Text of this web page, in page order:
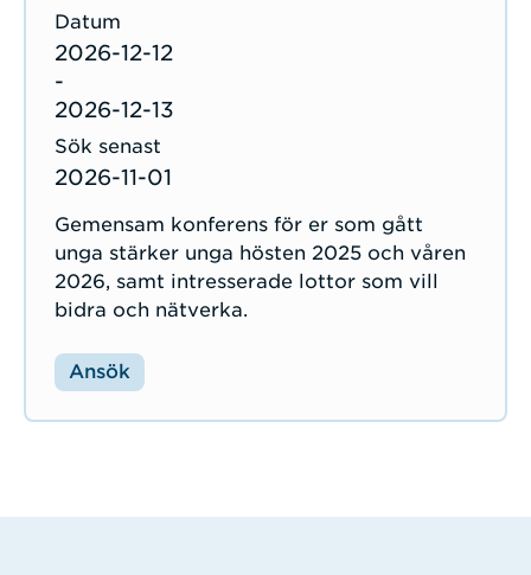
2026-12-12
-
2026-12-13
2026-11-01
Gemensam konferens för er som gått
unga stärker unga hösten 2025 och våren
2026, samt intresserade lottor som vill
bidra och nätverka.
Ansök